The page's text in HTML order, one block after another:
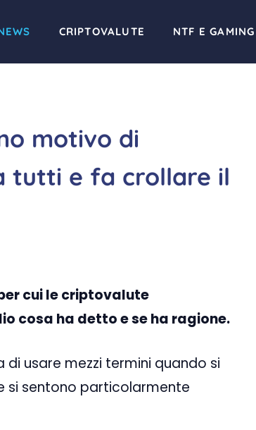
CRIPTOVALUTE NTF E GAMING
motivo di
tutti e fa crollare il
cui le criptovalute
cosa ha detto e se ha ragione.
usare mezzi termini quando si
si sentono particolarmente